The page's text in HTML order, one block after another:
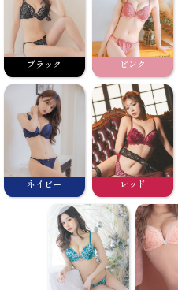
ブラック ピンク
ネイビー レッド